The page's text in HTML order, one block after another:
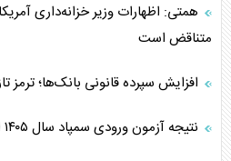
همتی: اظهارات وزیر خزانه‌داری
متناقض است
افزایش سپرده قانونی بانک‌ها؛ ترمز
نتیجه آزمون ورودی سمپاد سال ۱۴۰۵ اعلام شد